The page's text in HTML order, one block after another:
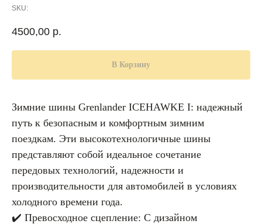
SKU:
4500,00 р.
В Корзину
Зимние шины Grenlander ICEHAWKE I: надежный
путь к безопасным и комфортным зимним
поездкам. Эти высокотехнологичные шины
представляют собой идеальное сочетание
передовых технологий, надежности и
производительности для автомобилей в условиях
холодного времени года.
✔️ Превосходное сцепление: С дизайном